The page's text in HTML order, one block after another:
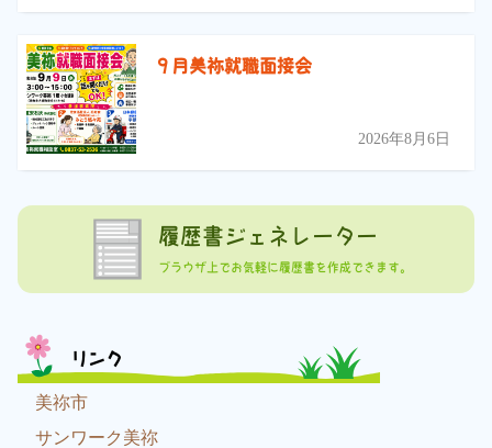
９月美祢就職面接会
2026年8月6日
履歴書ジェネレーター
ブラウザ上でお気軽に履歴書を作成できます。
リンク
美祢市
サンワーク美祢